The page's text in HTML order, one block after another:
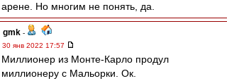
арене. Но многим не понять, да.
gmk -
30 янв 2022 17:57
Миллионер из Монте-Карло продул
миллионеру с Мальорки. Ок.